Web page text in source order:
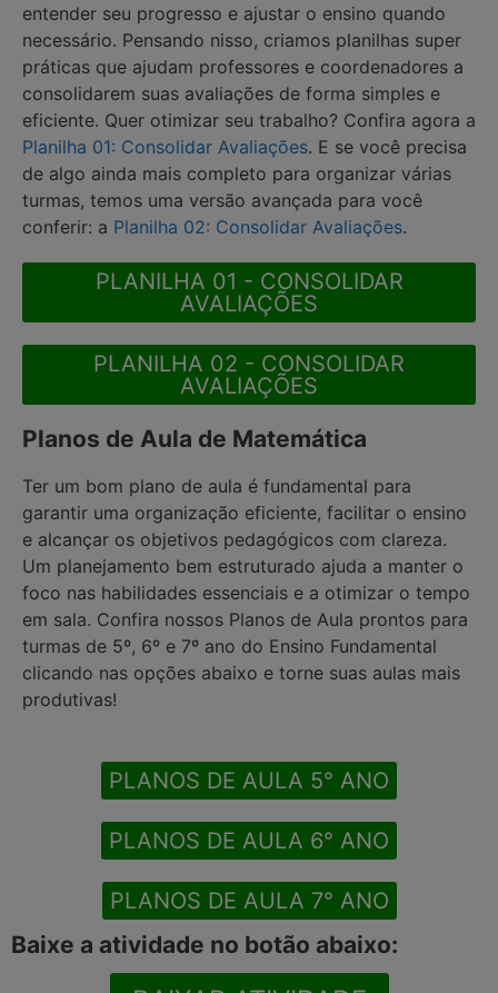
entender seu progresso e ajustar o ensino quando
necessário. Pensando nisso, criamos planilhas super
práticas que ajudam professores e coordenadores a
consolidarem suas avaliações de forma simples e
eficiente. Quer otimizar seu trabalho? Confira agora a
Planilha 01: Consolidar Avaliações. E se você precisa
de algo ainda mais completo para organizar várias
turmas, temos uma versão avançada para você
conferir: a Planilha 02: Consolidar Avaliações.
PLANILHA 01 - CONSOLIDAR
AVALIAÇÕES
PLANILHA 02 - CONSOLIDAR
AVALIAÇÕES
Planos de Aula de Matemática
Ter um bom plano de aula é fundamental para
garantir uma organização eficiente, facilitar o ensino
e alcançar os objetivos pedagógicos com clareza.
Um planejamento bem estruturado ajuda a manter o
foco nas habilidades essenciais e a otimizar o tempo
em sala. Confira nossos Planos de Aula prontos para
turmas de 5º, 6º e 7º ano do Ensino Fundamental
clicando nas opções abaixo e torne suas aulas mais
produtivas!
PLANOS DE AULA 5° ANO
PLANOS DE AULA 6° ANO
PLANOS DE AULA 7° ANO
Baixe a atividade no botão abaixo: